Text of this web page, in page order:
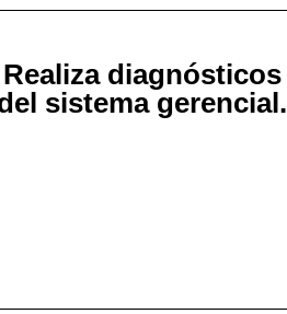
Realiza diagnósticos
sistema gerencial.